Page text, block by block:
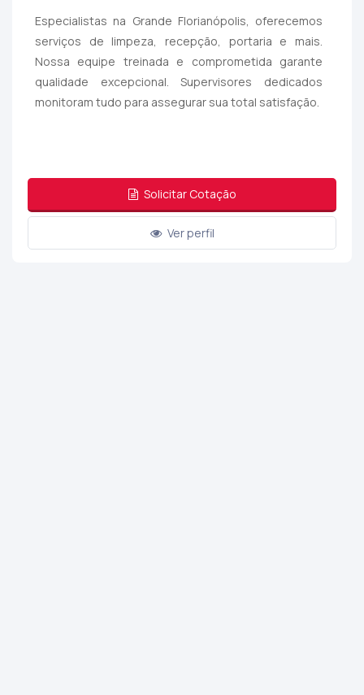
Especialistas na Grande Florianópolis, oferecemos
serviços de limpeza, recepção, portaria e mais.
Nossa equipe treinada e comprometida garante
qualidade excepcional. Supervisores dedicados
monitoram tudo para assegurar sua total satisfação.
Solicitar Cotação
Ver perfil